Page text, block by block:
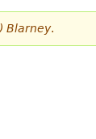
Blarney.